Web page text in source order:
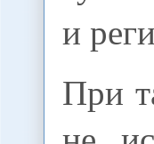
и
При